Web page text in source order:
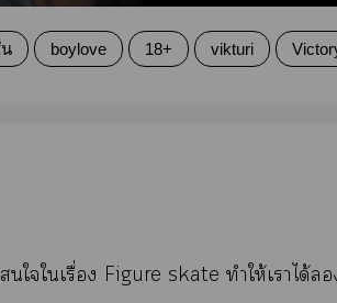
boylove 18+ vikturi
ใใเรื่อง Figure skate ทำให้เาได้